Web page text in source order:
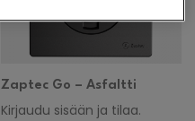
Zaptec Go – Asfaltti
Kirjaudu sisään ja tilaa.